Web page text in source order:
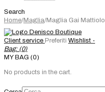
Search
Home/Maglia/Maglia Gai Mattiolo
Client service Preferiti Wishlist -
Bag: (0)
MY BAG (0)
No products in the cart.